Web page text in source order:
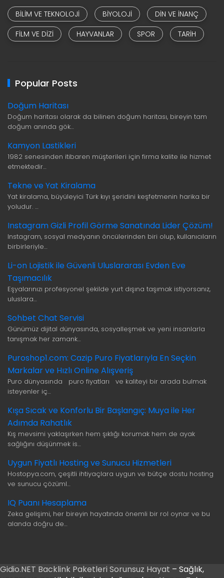
BILIM VE TEKNOLOJI BIYOLOJI
DIN VE INANÇ
FILM VE DIZI
HAYVANLAR SPOR TARIH
Popular Posts
Doğum Haritası
Doğum haritası olarak da bilinen doğum haritası, bireyin tam
doğum anında gök…
Kamyon Lastikleri
1982 senesinden itibaren müşterileri için firma kalite ile hizmet
etmektedir…
Tekne ve Yat Kiralama
Yat kiralama, büyüleyici Türk kıyı şeridini keşfetmenin harika bir
yoludur. …
Instagram Gizli Profil Görme Sanatında Lider Çözüm!
Instagram, sosyal medyanın öncülerinden biri olup, kullanıcıların
birbirleriyle…
Li-on Lojistik ile Güvenli Uluslararası Evden Eve
Taşımacılık
Eşyalarınızı profesyonel şekilde yurt dışına taşımak istiyorsanız,
uluslara…
Sohbet Chat Servisi
Günümüz dijital dünyasında, sosyalleşmek ve yeni insanlarla
tanışmak her zamank…
Puroshop1.com: Cazip Puro Fiyatlarıyla En Seçkin
Markalar ve Hızlı Online Alışveriş
Puro dünyasında puro fiyatları ve kaliteyi bir arada bulmak
isteyenler iç…
Kışa Sıcak ve Konforlu Bir Başlangıç: Muya ile Her
Adımda Rahatlık
Kış mevsimi yaklaşırken hem şıklığı korumak hem de ayak
sağlığını düşünmek is…
Uygun Fiyatlı Hosting ve Sunucu Hizmetleri
Hostopya.com, çeşitli ihtiyaçlara uygun ve bütçe dostu hosting
ve sunucu çözüml…
IQ Puanı Hesaplama
Zeka gelişimi, her bireyin hayatında önemli bir rol oynar ve bu
alanda doğru de…
Gidio.NET Backlink Paketleri Sorunsuz Hayat – Sağlık,